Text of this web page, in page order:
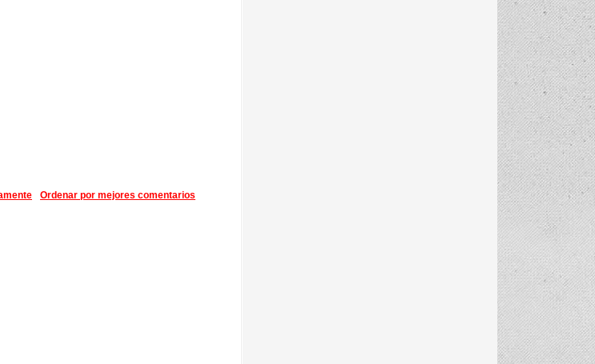
Ordenar por mejores comentarios